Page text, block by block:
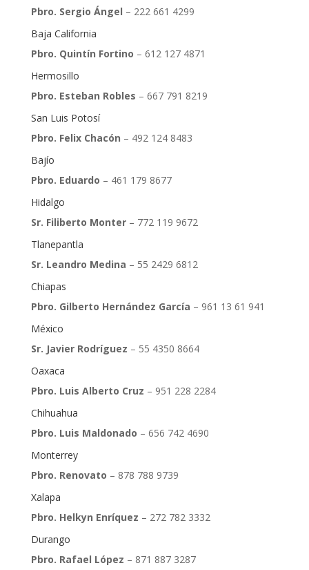
Pbro. Sergio Ángel – 222 661 4299
Baja California
Pbro. Quintín Fortino – 612 127 4871
Hermosillo
Pbro. Esteban Robles – 667 791 8219
San Luis Potosí
Pbro. Felix Chacón – 492 124 8483
Bajío
Pbro. Eduardo – 461 179 8677
Hidalgo
Sr. Filiberto Monter– 772 119 9672
Tlanepantla
Sr. Leandro Medina – 55 2429 6812
Chiapas
Pbro. Gilberto Hernández García – 961 13 61 941
México
Sr. Javier Rodríguez – 55 4350 8664
Oaxaca
Pbro. Luis Alberto Cruz – 951 228 2284
Chihuahua
Pbro. Luis Maldonado – 656 742 4690
Monterrey
Pbro. Renovato – 878 788 9739
Xalapa
Pbro. Helkyn Enríquez – 272 782 3332
Durango
Pbro. Rafael López – 871 887 3287